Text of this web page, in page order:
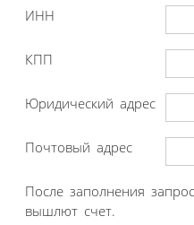
ИНН
КПП
Юридический адрес
Почтовый адрес
После заполнения
вышлют счет.